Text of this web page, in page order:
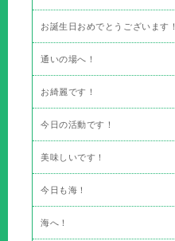
お誕生日おめでとうございます！
通いの場へ！
お綺麗です！
今日の活動です！
美味しいです！
今日も海！
海へ！